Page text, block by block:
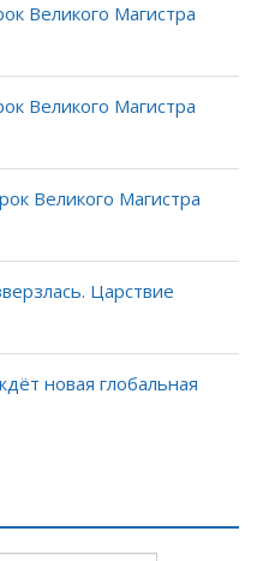
Великого Магистра
Великого Магистра
Великого Магистра
Царствие
новая глобальная